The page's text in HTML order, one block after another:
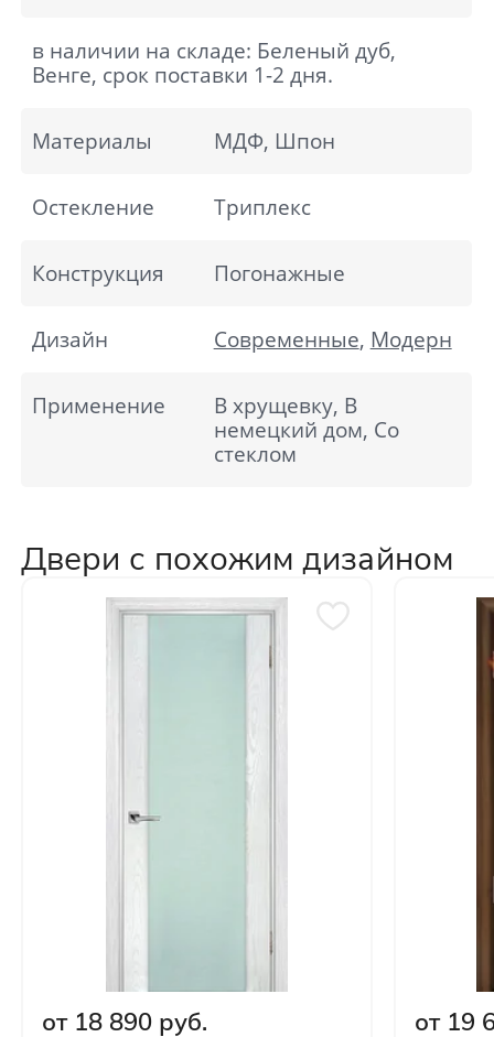
в наличии на складе: Беленый дуб,
Венге, срок поставки 1-2 дня.
Материалы МДФ, Шпон
Остекление Триплекс
Конструкция Погонажные
Дизайн Современные, Модерн
Применение
В хрущевку, В
немецкий дом, Со
стеклом
Двери с похожим дизайном
от 18 890 руб. от 19